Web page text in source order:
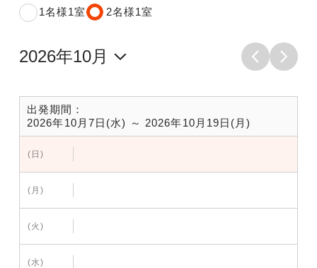
1名様1室 2名様1室
出発期間：
2026年10月7日(水) ～ 2026年10月19日(月)
(日)
(月)
(火)
(水)